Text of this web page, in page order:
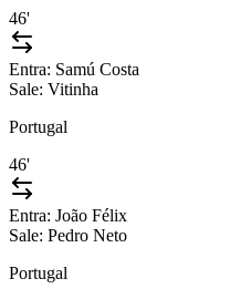
46'
Entra: Samú Costa
Sale: Vitinha
Portugal
46'
Entra: João Félix
Sale: Pedro Neto
Portugal